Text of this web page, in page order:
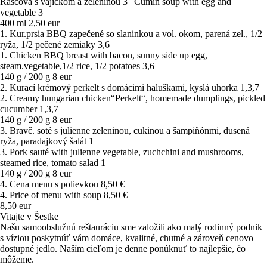
vegetable 3
400 ml 2,50 eur
1. Kur.prsia BBQ zapečené so slaninkou a vol. okom, parená zel., 1/2
ryža, 1/2 pečené zemiaky 3,6
1. Chicken BBQ breast with bacon, sunny side up egg,
steam.vegetable,1/2 rice, 1/2 potatoes 3,6
140 g / 200 g 8 eur
2. Kurací krémový perkelt s domácimi haluškami, kyslá uhorka 1,3,7
2. Creamy hungarian chicken“Perkelt“, homemade dumplings, pickled
cucumber 1,3,7
140 g / 200 g 8 eur
3. Bravč. soté s julienne zeleninou, cukinou a šampiňónmi, dusená
ryža, paradajkový šalát 1
3. Pork sauté with julienne vegetable, zuchchini and mushrooms,
steamed rice, tomato salad 1
140 g / 200 g 8 eur
4. Cena menu s polievkou 8,50 €
4. Price of menu with soup 8,50 €
8,50 eur
Vitajte v Šestke
Našu samoobslužnú reštauráciu sme založili ako malý rodinný podnik
s víziou poskytnúť vám domáce, kvalitné, chutné a zároveň cenovo
dostupné jedlo. Naším cieľom je denne ponúknuť to najlepšie, čo
môžeme.